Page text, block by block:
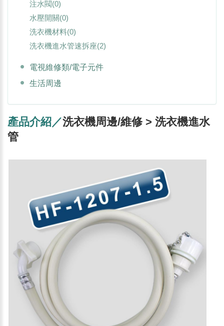
注水閥(0)
水壓開關(0)
洗衣機材料(0)
洗衣機進水管速拆座(2)
電視維修類/電子元件
生活周邊
產品介紹／洗衣機周邊/維修 > 洗衣機進水
管